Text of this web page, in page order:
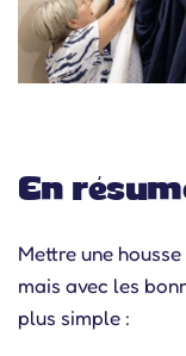
En
Mettre une
mais avec les
plus simple :